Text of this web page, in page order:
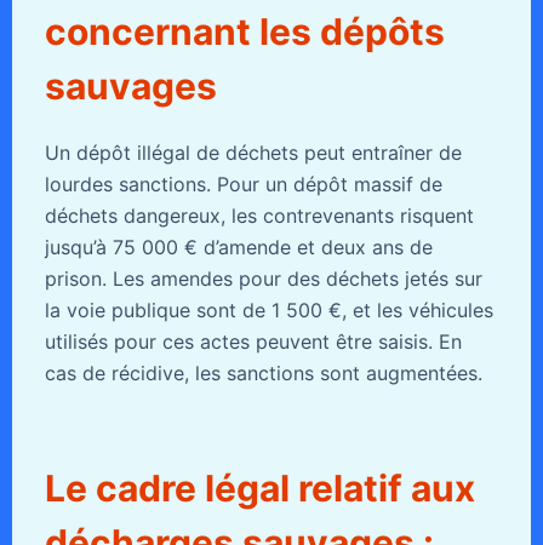
concernant les dépôts
sauvages
Un dépôt illégal de déchets peut entraîner de
lourdes sanctions. Pour un dépôt massif de
déchets dangereux, les contrevenants risquent
jusqu’à 75 000 € d’amende et deux ans de
prison. Les amendes pour des déchets jetés sur
la voie publique sont de 1 500 €, et les véhicules
utilisés pour ces actes peuvent être saisis. En
cas de récidive, les sanctions sont augmentées.
Le cadre légal relatif aux